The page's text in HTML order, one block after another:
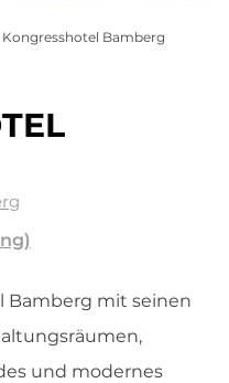
Bamberg
Bamberg mit seinen
und modernes